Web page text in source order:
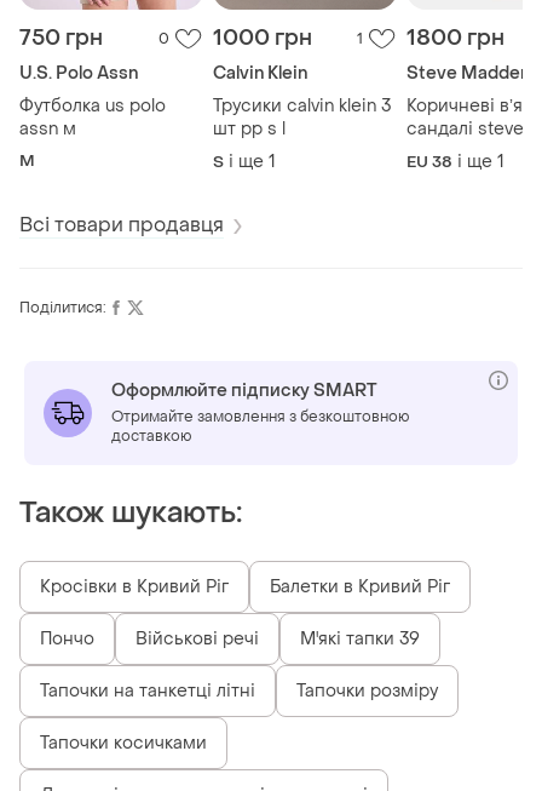
750 грн 0
U.S. Polo Assn
Футболка us polo
assn м
M
1000 грн 1
Calvin Klein
Трусики calvin klein 3
шт рр s l
S і ще 1
1800 грн
Steve Madden
Коричневі
сандалі steve
madden 38.5 рр
EU 38 і ще 1
Всі товари продавця
Поділитися:
Оформлюйте підписку SMART
Отримайте замовлення з безкоштовною
доставкою
Також шукають:
Кросівки в Кривий Ріг Балетки в Кривий Ріг
Пончо Військові речі М'які тапки 39
Тапочки на танкетці літні Тапочки розміру
Тапочки косичками